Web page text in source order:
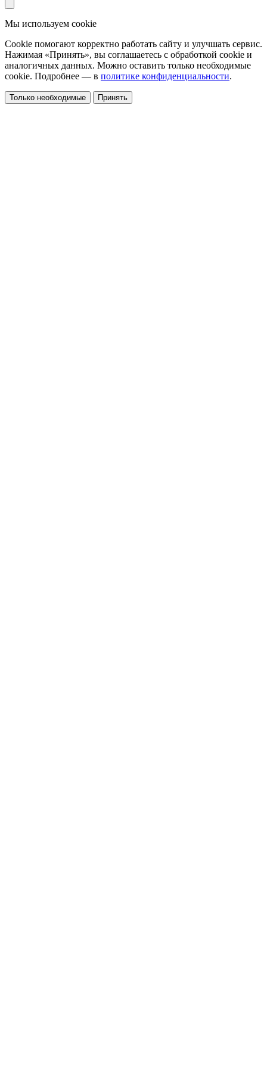
Мы используем cookie
Cookie помогают корректно работать сайту и улучшать сервис.
Нажимая «Принять», вы соглашаетесь с обработкой cookie и
аналогичных данных. Можно оставить только необходимые
cookie. Подробнее — в политике конфиденциальности.
Только необходимые Принять